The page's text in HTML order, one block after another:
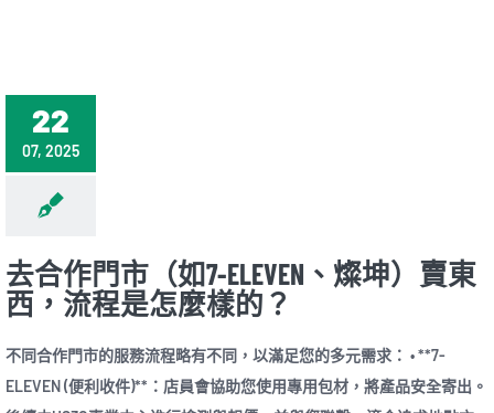
22
07, 2025
去合作門市（如7-ELEVEN、燦坤）賣東
西，流程是怎麼樣的？
不同合作門市的服務流程略有不同，以滿足您的多元需求： • **7-
ELEVEN (便利收件)**：店員會協助您使用專用包材，將產品安全寄出。